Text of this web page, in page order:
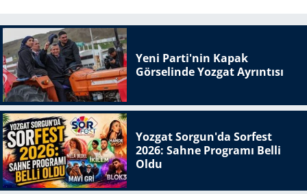
Yeni Parti'nin Kapak
Görselinde Yozgat Ayrıntısı
Yozgat Sorgun'da Sorfest
2026: Sahne Programı Belli
Oldu